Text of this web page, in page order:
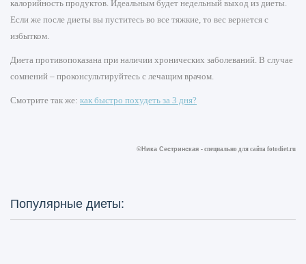
калорийность продуктов. Идеальным будет недельный выход из диеты.
Если же после диеты вы пуститесь во все тяжкие, то вес вернется с
избытком.
Диета противопоказана при наличии хронических заболеваний. В случае
сомнений – проконсультируйтесь с лечащим врачом.
Смотрите так же: как быстро похудеть за 3 дня?
©Ника Сестринская - специально для сайта fotodiet.ru
Популярные диеты: